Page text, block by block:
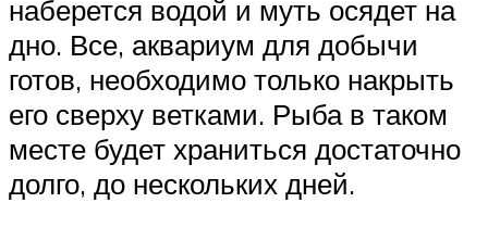
наберется водой и муть осядет на
дно. Все, аквариум для добычи
готов, необходимо только накрыть
его сверху ветками. Рыба в таком
месте будет храниться достаточно
долго, до нескольких дней.